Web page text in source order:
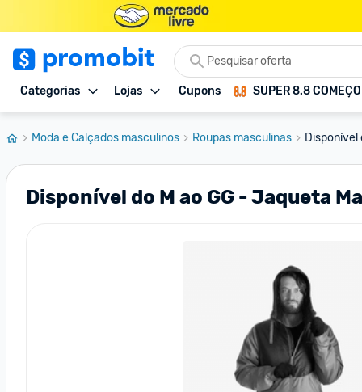
Categorias Lojas Cupons SUPER 8.8
Moda e Calçados masculinos Roupas masculinas Disponível
Disponível do M ao GG - Jaqueta